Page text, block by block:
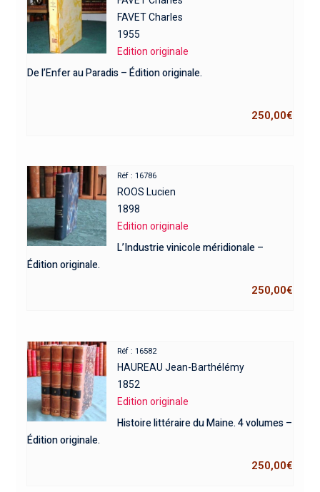
FAVET Charles
1955
Edition originale
De l’Enfer au Paradis – Édition originale.
250,00€
Réf : 16786
ROOS Lucien
1898
Edition originale
L’Industrie vinicole méridionale –
Édition originale.
250,00€
Réf : 16582
HAUREAU Jean-Barthélémy
1852
Edition originale
Histoire littéraire du Maine. 4 volumes –
Édition originale.
250,00€